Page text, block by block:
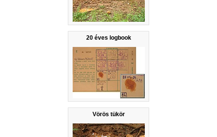
20 éves logbook
Vörös tükör